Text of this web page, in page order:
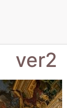
ver2